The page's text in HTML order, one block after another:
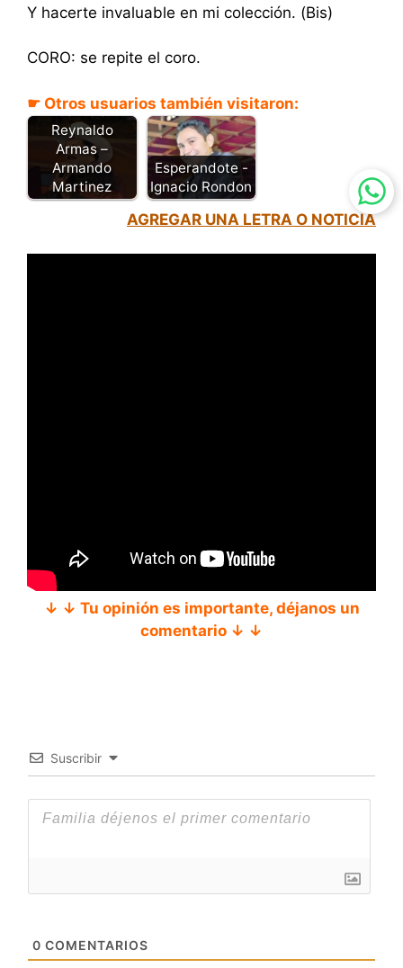
Y hacerte invaluable en mi colección. (Bis)
CORO: se repite el coro.
☛ Otros usuarios también visitaron:
Canto a
Reynaldo
Armas –
Armando
Martinez
Esperandote -
Ignacio Rondon
AGREGAR UNA LETRA O NOTICIA
↓ ↓ Tu opinión es importante, déjanos un
comentario ↓ ↓
Suscribir
0 COMENTARIOS